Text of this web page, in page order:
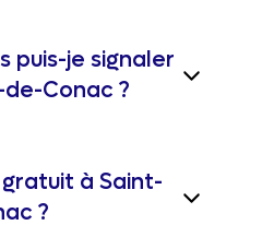
puis-je signaler
Conac ?
à Saint-
?